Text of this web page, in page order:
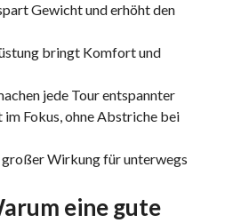
Gewicht und erhöht den
bringt Komfort und
jede Tour entspannter
Fokus, ohne Abstriche bei
Wirkung für unterwegs
eine gute